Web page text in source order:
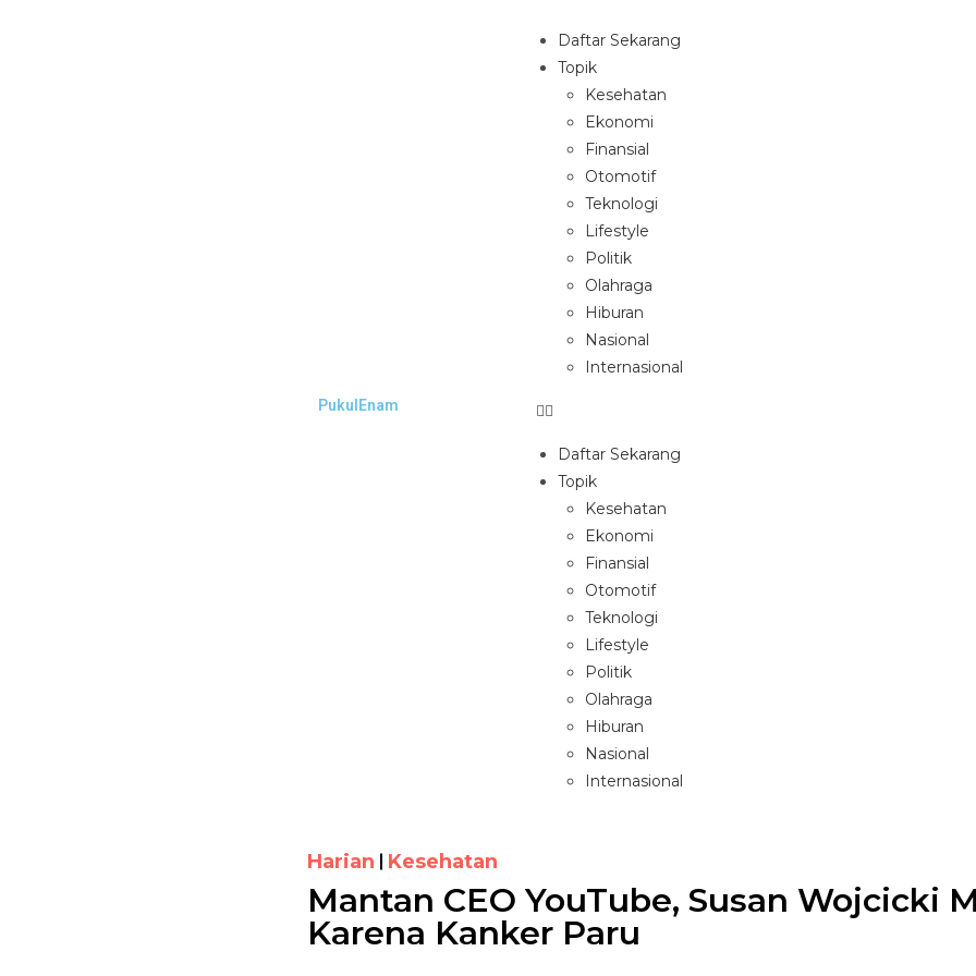
PukulEnam
Daftar Sekarang
Topik
Kesehatan
Ekonomi
Finansial
Otomotif
Teknologi
Lifestyle
Politik
Olahraga
Hiburan
Nasional
Internasional
Daftar Sekarang
Topik
Kesehatan
Ekonomi
Finansial
Otomotif
Teknologi
Lifestyle
Politik
Olahraga
Hiburan
Nasional
Internasional
Harian Kesehatan
Mantan CEO YouTube, Susan Wojcicki
Karena Kanker Paru